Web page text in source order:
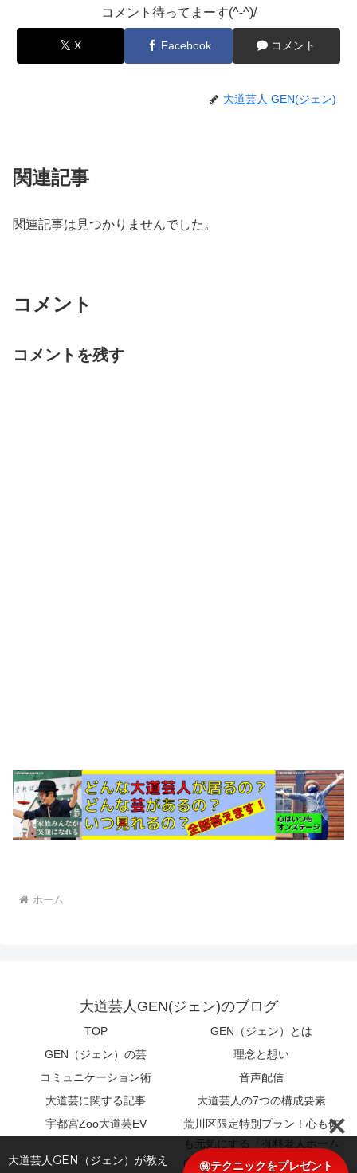
コメント待ってまーす(^-^)/
X Facebook コメント
大道芸人 GEN(ジェン)
関連記事
関連記事は見つかりませんでした。
コメント
コメントを残す
ホーム
大道芸人GEN(ジェン)のブログ
TOP
GEN（ジェン）とは
GEN（ジェン）の芸
理念と想い
コミュニケーション術
音声配信
大道芸に関する記事
大道芸人の7つの構成要素
宇都宮Zoo大道芸EV
荒川区限定特別プラン！心も体
も元気にする『有料老人ホーム
向け特別エンターテイメント』
大道芸人GEN（ジェン）が教え
㊙テクニックをプレゼント